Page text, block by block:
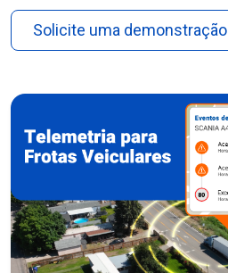
Solicite uma demonstração